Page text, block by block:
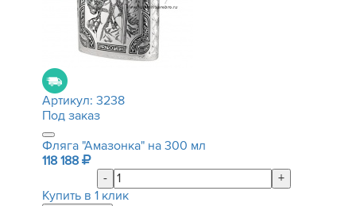
Артикул: 3238
Под заказ
Фляга "Амазонка" на 300 мл
118 188
-
+
Купить в 1 клик